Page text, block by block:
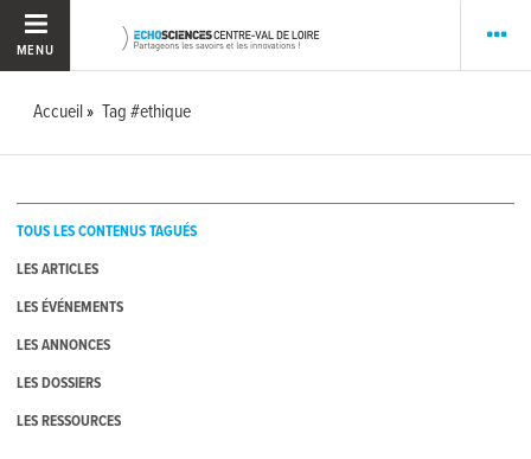
MENU
Accueil Tag #ethique
TOUS LES CONTENUS TAGUÉS
LES ARTICLES
LES ÉVÉNEMENTS
LES ANNONCES
LES DOSSIERS
LES RESSOURCES